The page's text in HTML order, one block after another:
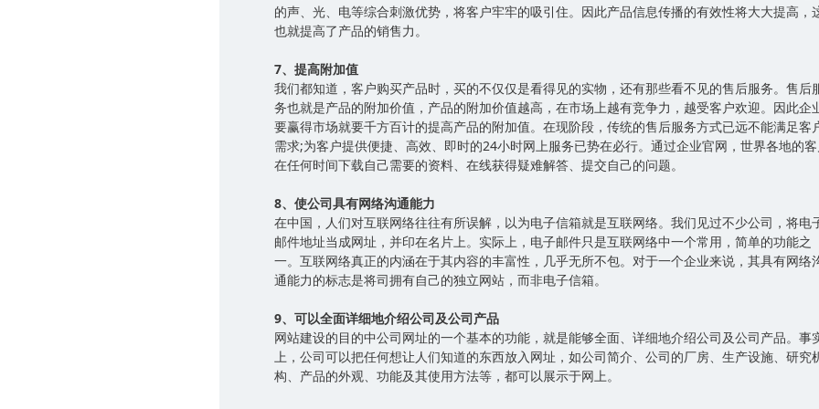
的声、光、电等综合刺激优势，将客户牢牢的吸引住。因此产品信息传播的有效性将大大提高，
也就提高了产品的销售力。
7、提高附加值
我们都知道，客户购买产品时，买的不仅仅是看得见的实物，还有那些看不见的售后服务。售后
务也就是产品的附加价值，产品的附加价值越高，在市场上越有竞争力，越受客户欢迎。因此企
要赢得市场就要千方百计的提高产品的附加值。在现阶段，传统的售后服务方式已远不能满足客
需求;为客户提供便捷、高效、即时的24小时网上服务已势在必行。通过企业官网，世界各地的
在任何时间下载自己需要的资料、在线获得疑难解答、提交自己的问题。
8、使公司具有网络沟通能力
在中国，人们对互联网络往往有所误解，以为电子信箱就是互联网络。我们见过不少公司，将电
邮件地址当成网址，并印在名片上。实际上，电子邮件只是互联网络中一个常用，简单的功能之
一。互联网络真正的内涵在于其内容的丰富性，几乎无所不包。对于一个企业来说，其具有网络
通能力的标志是将司拥有自己的独立网站，而非电子信箱。
9、可以全面详细地介绍公司及公司产品
网站建设的目的中公司网址的一个基本的功能，就是能够全面、详细地介绍公司及公司产品。事
上，公司可以把任何想让人们知道的东西放入网址，如公司简介、公司的厂房、生产设施、研究
构、产品的外观、功能及其使用方法等，都可以展示于网上。